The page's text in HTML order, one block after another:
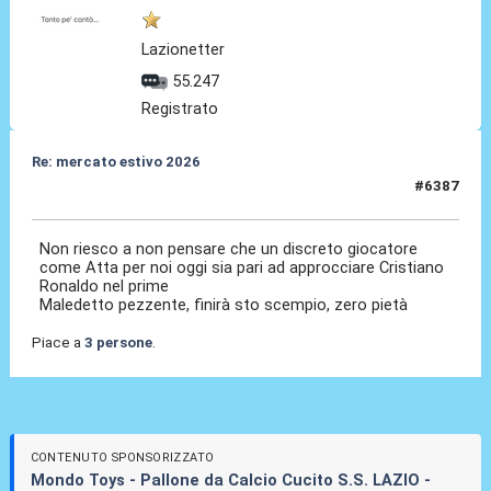
Lazionetter
55.247
Registrato
Re: mercato estivo 2026
#6387
Non riesco a non pensare che un discreto giocatore
come Atta per noi oggi sia pari ad approcciare Cristiano
Ronaldo nel prime
Maledetto pezzente, finirà sto scempio, zero pietà
Piace a 3 persone.
CONTENUTO SPONSORIZZATO
Mondo Toys - Pallone da Calcio Cucito S.S. LAZIO -